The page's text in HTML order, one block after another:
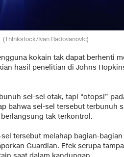
(Thinkstock/Ivan Radovanovic)
kokain tak dapat berhenti
hasil penelitian di Johns
sel-sel otak, tapi “otopsi”
bahwa sel-sel tersebut terbunuh
tak terkontrol.
sel tersebut melahap bagian-
Guardian. Efek serupa